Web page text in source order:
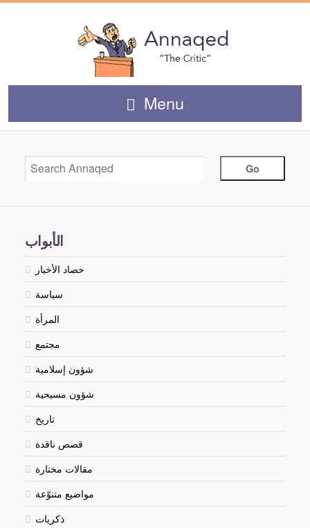
Menu
الأبواب
حصاد الأخبار
سياسة
المرأة
مجتمع
شؤون إسلامية
شؤون مسيحية
تاريخ
قصص ناقدة
مقالات مختارة
مواضيع متنوّعة
ذكريات